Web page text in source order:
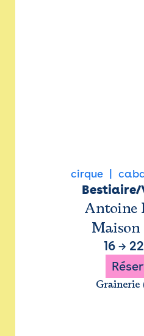
cirque
Antoine
Maison
16→
Grainerie